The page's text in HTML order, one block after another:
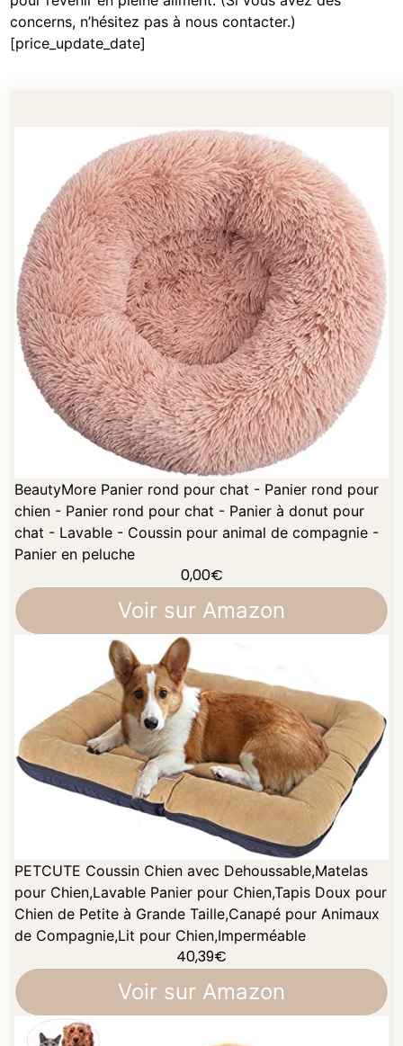
concerns, n’hésitez pas à nous contacter.)
[price_update_date]
BeautyMore Panier rond pour chat - Panier rond pour
chien - Panier rond pour chat - Panier à donut pour
chat - Lavable - Coussin pour animal de compagnie -
Panier en peluche
0,00€
Voir sur Amazon
PETCUTE Coussin Chien avec Dehoussable,Matelas
pour Chien,Lavable Panier pour Chien,Tapis Doux pour
Chien de Petite à Grande Taille,Canapé pour Animaux
de Compagnie,Lit pour Chien,Imperméable
40,39€
Voir sur Amazon